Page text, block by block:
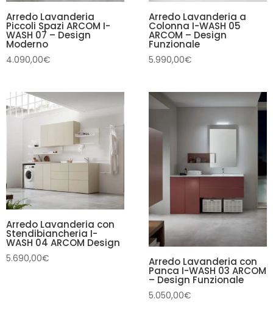
Arredo Lavanderia
Piccoli Spazi ARCOM I-
WASH 07 – Design
Moderno
4.090,00€
Arredo Lavanderia a
Colonna I-WASH 05
ARCOM – Design
Funzionale
5.990,00€
Arredo Lavanderia con
Stendibiancheria I-
WASH 04 ARCOM Design
5.690,00€ Arredo Lavanderia con
Panca I-WASH 03 ARCOM
– Design Funzionale
5.050,00€